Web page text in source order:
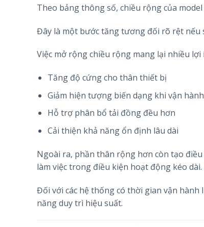
Theo bảng thông số, chiều rộng của
Đây là một bước tăng tương đối rõ rệt nếu
Việc mở rộng chiều rộng mang lại nhiều lợi
Tăng độ cứng cho thân thiết bị
Giảm hiện tượng biến dạng khi vận hành
Hỗ trợ phân bổ tải đồng đều hơn
Cải thiện khả năng ổn định lâu dài
Ngoài ra, phần thân rộng hơn còn tạo
làm việc trong điều kiện hoạt động kéo dài.
Đối với các hệ thống có thời gian vận
năng duy trì hiệu suất.